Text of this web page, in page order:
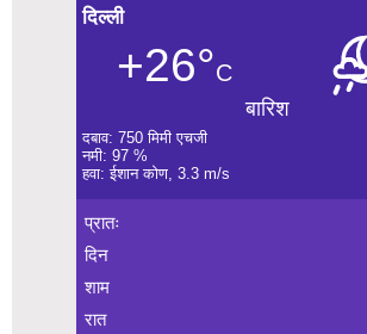
दिल्ली
+26°C
बारिश
दबाव: 750 मिमी एचजी
नमी: 97 %
हवा: ईशान कोण, 3.3 m/s
प्रातः
दिन
शाम
रात